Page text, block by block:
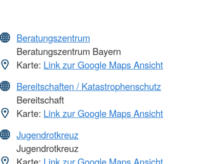
Beratungszentrum
Beratungszentrum Bayern
Karte: Link zur Google Maps Ansicht
Bereitschaften / Katastrophenschutz
Bereitschaft
Karte: Link zur Google Maps Ansicht
Jugendrotkreuz
Jugendrotkreuz